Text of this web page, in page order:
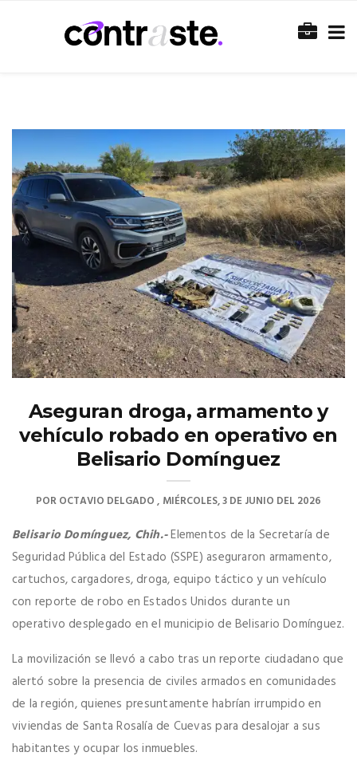
Aseguran droga, armamento y
vehículo robado en operativo en
Belisario Domínguez
POROCTAVIO DELGADO MIÉRCOLES, 3 DE JUNIO DEL 2026
Belisario Domínguez, Chih.-Elementos de la Secretaría de
Seguridad Pública del Estado (SSPE) aseguraron armamento,
cartuchos, cargadores, droga, equipo táctico y un vehículo
con reporte de robo en Estados Unidos durante un
operativo desplegado en el municipio de Belisario Domínguez.
La movilización se llevó a cabo tras un reporte ciudadano que
alertó sobre la presencia de civiles armados en comunidades
de la región, quienes presuntamente habrían irrumpido en
viviendas de Santa Rosalía de Cuevas para desalojar a sus
habitantes y ocupar los inmuebles.